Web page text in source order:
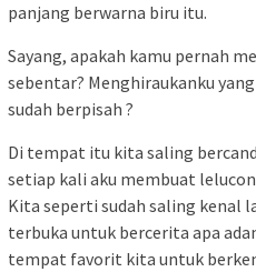
panjang berwarna biru itu.
Sayang, apakah kamu pernah
sebentar? Menghiraukanku
sudah berpisah ?
Di tempat itu kita saling
setiap kali aku membuat
Kita seperti sudah saling kenal
terbuka untuk bercerita apa
tempat favorit kita untuk